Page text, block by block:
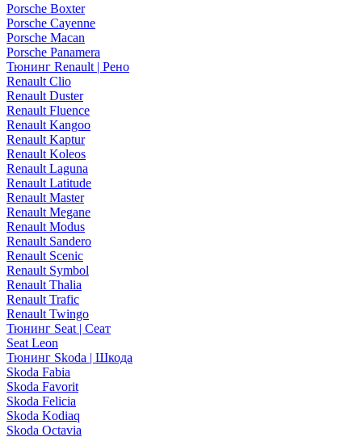
Porsche Boxter
Porsche Cayenne
Porsche Macan
Porsche Panamera
Тюнинг Renault | Рено
Renault Clio
Renault Duster
Renault Fluence
Renault Kangoo
Renault Kaptur
Renault Koleos
Renault Laguna
Renault Latitude
Renault Master
Renault Megane
Renault Modus
Renault Sandero
Renault Scenic
Renault Symbol
Renault Thalia
Renault Trafic
Renault Twingo
Тюнинг Seat | Сеат
Seat Leon
Тюнинг Skoda | Шкода
Skoda Fabia
Skoda Favorit
Skoda Felicia
Skoda Kodiaq
Skoda Octavia